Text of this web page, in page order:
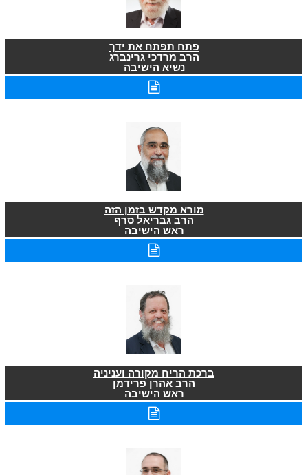
פתח תפתח את ידך
הרב מרדכי גרינברג
נשיא הישיבה
מורא מקדש בזמן הזה
הרב גבריאל סרף
ראש הישיבה
ברכת הריח מקורה ועניניה
הרב אהרן פרידמן
ראש הישיבה